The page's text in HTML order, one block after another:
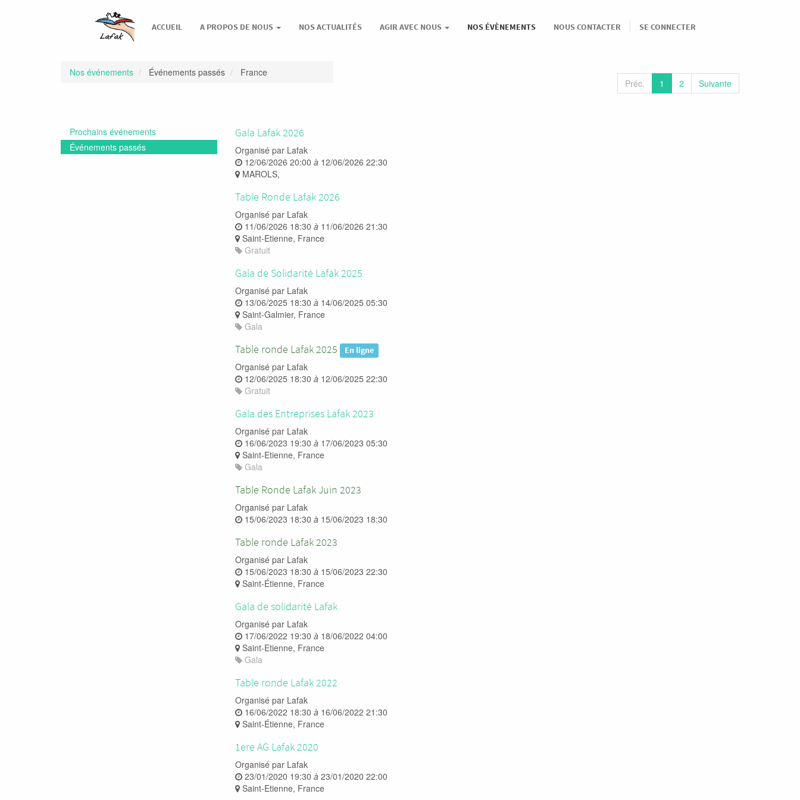
ACCUEIL A PROPOS DE NOUS NOS ACTUALITÉS AGIR AVEC NOUS NOS ÉVÈNEMENTS NOUS CONTACTER SE CONNECTER
Nos événements Événements passés
France
Préc.
1 2 Suivante
Prochains événements
Événements passés
Gala Lafak 2026
Organisé par Lafak
12/06/2026 20:00 à 12/06/2026 22:30
MAROLS,
Table Ronde Lafak 2026
Organisé par Lafak
11/06/2026 18:30 à 11/06/2026 21:30
Saint-Etienne, France
Gratuit
Gala de Solidarité Lafak 2025
Organisé par Lafak
13/06/2025 18:30 à 14/06/2025 05:30
Saint-Galmier, France
Gala
Table ronde Lafak 2025 En ligne
Organisé par Lafak
12/06/2025 18:30 à 12/06/2025 22:30
Gratuit
Gala des Entreprises Lafak 2023
Organisé par Lafak
16/06/2023 19:30 à 17/06/2023 05:30
Saint-Etienne, France
Gala
Table Ronde Lafak Juin 2023
Organisé par Lafak
15/06/2023 18:30 à 15/06/2023 18:30
Table ronde Lafak 2023
Organisé par Lafak
15/06/2023 18:30 à 15/06/2023 22:30
Saint-Étienne, France
Gala de solidarité Lafak
Organisé par Lafak
17/06/2022 19:30 à 18/06/2022 04:00
Saint-Etienne, France
Gala
Table ronde Lafak 2022
Organisé par Lafak
16/06/2022 18:30 à 16/06/2022 21:30
Saint-Étienne, France
1ere AG Lafak 2020
Organisé par Lafak
23/01/2020 19:30 à 23/01/2020 22:00
Saint-Etienne, France